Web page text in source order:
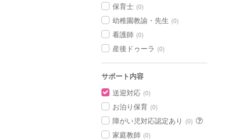
保育士 (0)
幼稚園教諭・先生 (0)
看護師 (0)
産後ドゥーラ (0)
サポート内容
送迎対応 (0)
お泊り保育 (0)
障がい児対応認定あり (0)
家庭教師 (0)